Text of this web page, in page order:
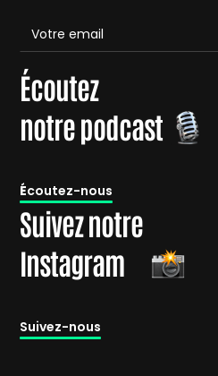
Écoutez
notre podcast
Écoutez-nous
Suivez notre
Instagram
Suivez-nous